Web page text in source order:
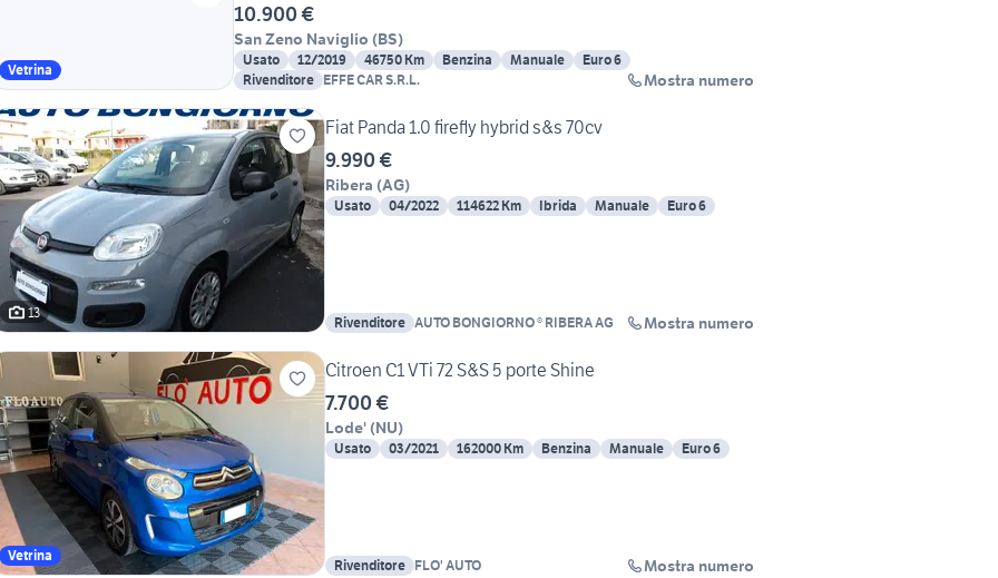
Vetrina
10.900 €
San Zeno Naviglio (BS)
Usato 12/2019 46750 Km Benzina Manuale
Euro 6
Rivenditore EFFE CAR S.R.L. Mostra numero
13
Fiat Panda 1.0 firefly hybrid s&s 70cv
9.990 €
Ribera (AG)
Usato 04/2022 114622 Km Ibrida Manuale Euro 6
Rivenditore AUTO BONGIORNO ® RIBERA AG Mostra numero
Vetrina
Citroen C1 VTi 72 S&S 5 porte Shine
7.700 €
Lode' (NU)
Usato 03/2021 162000 Km Benzina Manuale Euro 6
Rivenditore FLO' AUTO Mostra numero